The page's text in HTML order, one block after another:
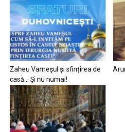
Zaheu Vameșul și sfințirea de
casă… Și nu numai!